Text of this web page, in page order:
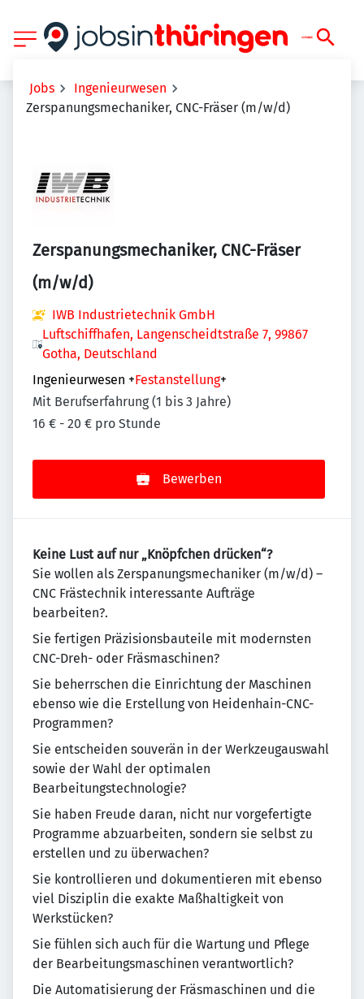
Jobs
Ingenieurwesen
Zerspanungsmechaniker, CNC-Fräser (m/w/d)
Zerspanungsmechaniker, CNC-Fräser
(m/w/d)
IWB Industrietechnik GmbH
Luftschiffhafen, Langenscheidtstraße 7, 99867
Gotha, Deutschland
Ingenieurwesen +Festanstellung+
Mit Berufserfahrung (1 bis 3 Jahre)
16 € - 20 € pro Stunde
Bewerben
Keine Lust auf nur „Knöpfchen drücken“?
Sie wollen als Zerspanungsmechaniker (m/w/d) –
CNC Frästechnik interessante Aufträge
bearbeiten?.
Sie fertigen Präzisionsbauteile mit modernsten
CNC-Dreh- oder Fräsmaschinen?
Sie beherrschen die Einrichtung der Maschinen
ebenso wie die Erstellung von Heidenhain-CNC-
Programmen?
Sie entscheiden souverän in der Werkzeugauswahl
sowie der Wahl der optimalen
Bearbeitungstechnologie?
Sie haben Freude daran, nicht nur vorgefertigte
Programme abzuarbeiten, sondern sie selbst zu
erstellen und zu überwachen?
Sie kontrollieren und dokumentieren mit ebenso
viel Disziplin die exakte Maßhaltigkeit von
Werkstücken?
Sie fühlen sich auch für die Wartung und Pflege
der Bearbeitungsmaschinen verantwortlich?
Die Automatisierung der Fräsmaschinen und die